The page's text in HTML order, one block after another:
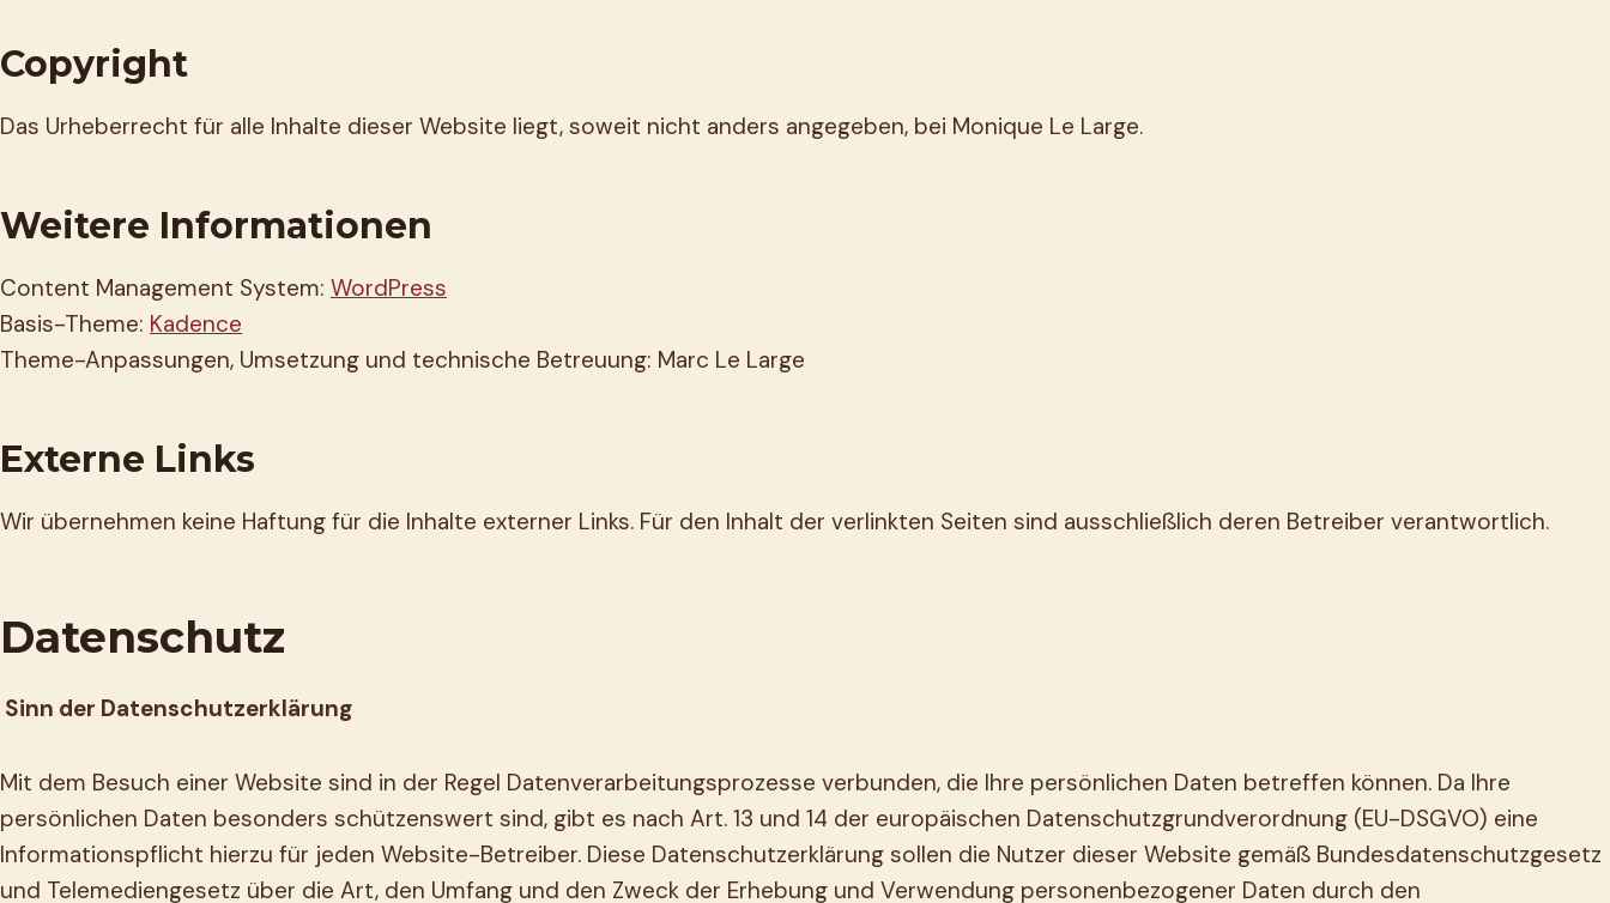
Copyright
Das Urheberrecht für alle Inhalte dieser Website liegt, soweit nicht anders angegeben, bei Monique Le Large.
Weitere Informationen
Content Management System: WordPress
Basis-Theme: Kadence
Theme-Anpassungen, Umsetzung und technische Betreuung: Marc Le Large
Externe Links
Wir übernehmen keine Haftung für die Inhalte externer Links. Für den Inhalt der verlinkten Seiten sind ausschließlich deren Betreiber verantwortlich.
Datenschutz
Sinn der Datenschutzerklärung
Mit dem Besuch einer Website sind in der Regel Datenverarbeitungsprozesse verbunden, die Ihre persönlichen Daten betreffen können. Da Ihre
persönlichen Daten besonders schützenswert sind, gibt es nach Art. 13 und 14 der europäischen Datenschutzgrundverordnung (EU-DSGVO) eine
Informationspflicht hierzu für jeden Website-Betreiber. Diese Datenschutzerklärung sollen die Nutzer dieser Website gemäß Bundesdatenschutzgesetz
und Telemediengesetz über die Art, den Umfang und den Zweck der Erhebung und Verwendung personenbezogener Daten durch den